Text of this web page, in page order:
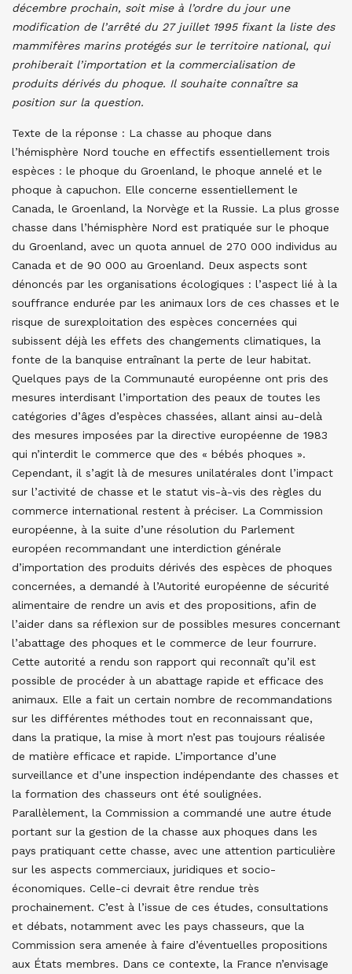
décembre prochain, soit mise à l’ordre du jour une
modification de l’arrêté du 27 juillet 1995 fixant la liste des
mammifères marins protégés sur le territoire national, qui
prohiberait l’importation et la commercialisation de
produits dérivés du phoque. Il souhaite connaître sa
position sur la question.
Texte de la réponse : La chasse au phoque dans
l’hémisphère Nord touche en effectifs essentiellement trois
espèces : le phoque du Groenland, le phoque annelé et le
phoque à capuchon. Elle concerne essentiellement le
Canada, le Groenland, la Norvège et la Russie. La plus grosse
chasse dans l’hémisphère Nord est pratiquée sur le phoque
du Groenland, avec un quota annuel de 270 000 individus au
Canada et de 90 000 au Groenland. Deux aspects sont
dénoncés par les organisations écologiques : l’aspect lié à la
souffrance endurée par les animaux lors de ces chasses et le
risque de surexploitation des espèces concernées qui
subissent déjà les effets des changements climatiques, la
fonte de la banquise entraînant la perte de leur habitat.
Quelques pays de la Communauté européenne ont pris des
mesures interdisant l’importation des peaux de toutes les
catégories d’âges d’espèces chassées, allant ainsi au-delà
des mesures imposées par la directive européenne de 1983
qui n’interdit le commerce que des « bébés phoques ».
Cependant, il s’agit là de mesures unilatérales dont l’impact
sur l’activité de chasse et le statut vis-à-vis des règles du
commerce international restent à préciser. La Commission
européenne, à la suite d’une résolution du Parlement
européen recommandant une interdiction générale
d’importation des produits dérivés des espèces de phoques
concernées, a demandé à l’Autorité européenne de sécurité
alimentaire de rendre un avis et des propositions, afin de
l’aider dans sa réflexion sur de possibles mesures concernant
l’abattage des phoques et le commerce de leur fourrure.
Cette autorité a rendu son rapport qui reconnaît qu’il est
possible de procéder à un abattage rapide et efficace des
animaux. Elle a fait un certain nombre de recommandations
sur les différentes méthodes tout en reconnaissant que,
dans la pratique, la mise à mort n’est pas toujours réalisée
de matière efficace et rapide. L’importance d’une
surveillance et d’une inspection indépendante des chasses et
la formation des chasseurs ont été soulignées.
Parallèlement, la Commission a commandé une autre étude
portant sur la gestion de la chasse aux phoques dans les
pays pratiquant cette chasse, avec une attention particulière
sur les aspects commerciaux, juridiques et socio-
économiques. Celle-ci devrait être rendue très
prochainement. C’est à l’issue de ces études, consultations
et débats, notamment avec les pays chasseurs, que la
Commission sera amenée à faire d’éventuelles propositions
aux États membres. Dans ce contexte, la France n’envisage